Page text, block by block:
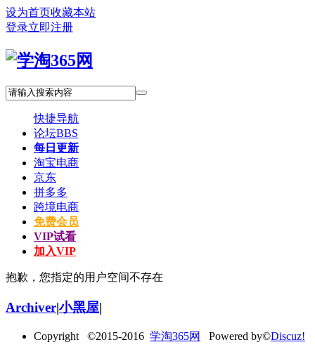
设为首页收藏本站
登录立即注册
快捷导航
论坛BBS
每日更新
淘宝电商
京东
拼多多
跨境电商
免费会员
VIP试看
加入VIP
抱歉，您指定的用户空间不存在
Archiver|小黑屋|
Copyright ©2015-2016 学淘365网 Powered by©Discuz!